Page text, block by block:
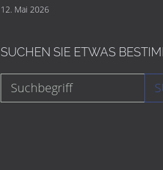
12. Mai 2026
SUCHEN SIE ETWAS